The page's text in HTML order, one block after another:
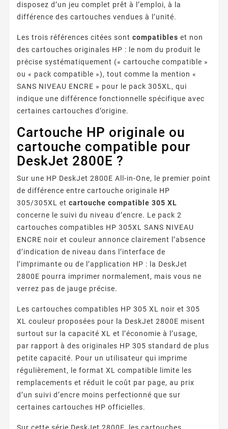
disposez d’un jeu complet prêt à l’emploi, à la
différence des cartouches vendues à l’unité.
Les trois références citées sont compatibles et non
des cartouches originales HP : le nom du produit le
précise systématiquement (« cartouche compatible »
ou « pack compatible »), tout comme la mention «
SANS NIVEAU ENCRE » pour le pack 305XL, qui
indique une différence fonctionnelle spécifique avec
certaines cartouches d’origine.
Cartouche HP originale ou
cartouche compatible pour
DeskJet 2800E ?
Sur une HP DeskJet 2800E All-in-One, le premier point
de différence entre cartouche originale HP
305/305XL et cartouche compatible 305 XL
concerne le suivi du niveau d’encre. Le pack 2
cartouches compatibles HP 305XL SANS NIVEAU
ENCRE noir et couleur annonce clairement l’absence
d’indication de niveau dans l’interface de
l’imprimante ou de l’application HP : la DeskJet
2800E pourra imprimer normalement, mais vous ne
verrez pas de jauge précise.
Les cartouches compatibles HP 305 XL noir et 305
XL couleur proposées pour la DeskJet 2800E misent
surtout sur la capacité XL et l’économie à l’usage,
par rapport à des originales HP 305 standard de plus
petite capacité. Pour un utilisateur qui imprime
régulièrement, le format XL compatible limite les
remplacements et réduit le coût par page, au prix
d’un suivi d’encre moins perfectionné que sur
certaines cartouches HP officielles.